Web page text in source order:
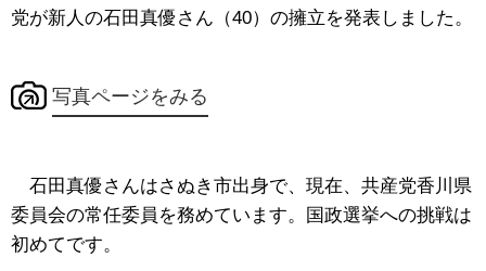
党が新人の石田真優さん（40）の擁立を発表しました。
写真ページをみる
石田真優さんはさぬき市出身で、現在、共産党香川県
委員会の常任委員を務めています。国政選挙への挑戦は
初めてです。